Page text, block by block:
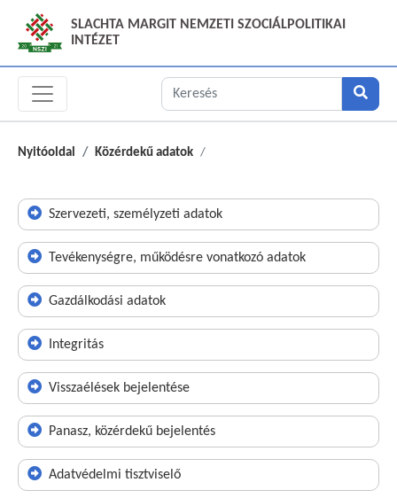
SLACHTA MARGIT NEMZETI SZOCIÁLPOLITIKAI
INTÉZET
Nyitóoldal Közérdekű adatok
Szervezeti, személyzeti adatok
Tevékenységre, működésre vonatkozó adatok
Gazdálkodási adatok
Integritás
Visszaélések bejelentése
Panasz, közérdekű bejelentés
Adatvédelmi tisztviselő